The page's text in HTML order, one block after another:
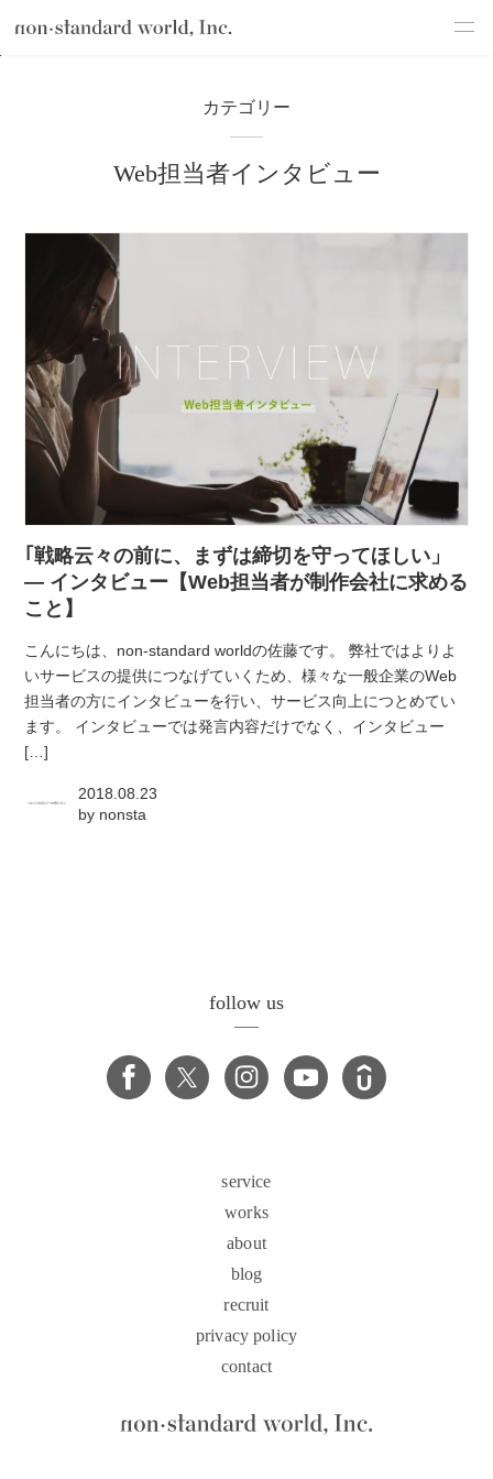
csr
works
recruit
atelier
contact
カテゴリー
Web担当者インタビュー
｢戦略云々の前に、まずは締切を守ってほしい」
— インタビュー【Web担当者が制作会社に求める
こと】
こんにちは、non-standard worldの佐藤です。 弊社ではよりよ
いサービスの提供につなげていくため、様々な一般企業のWeb
担当者の方にインタビューを行い、サービス向上につとめてい
ます。 インタビューでは発言内容だけでなく、インタビュー
[…]
2018.08.23
by nonsta
follow us
service
works
about
blog
recruit
privacy policy
contact